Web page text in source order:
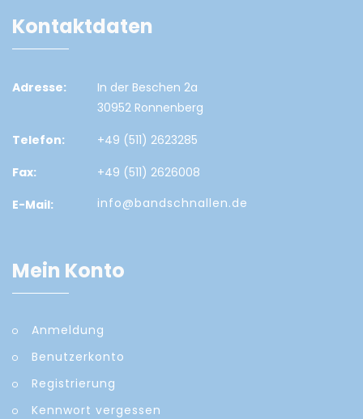
Kontaktdaten
Adresse:
In der Beschen 2a
30952 Ronnenberg
Telefon:
+49 (511) 2623285
Fax:
+49 (511) 2626008
E-Mail:
info@bandschnallen.de
Mein Konto
Anmeldung
Benutzerkonto
Registrierung
Kennwort vergessen